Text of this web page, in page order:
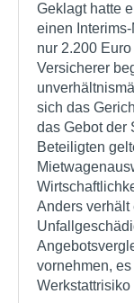
Geklagt hatte
einen
nur 2.200
Versicherer
sich das
das Gebot der
Beteiligten
Anders verhält
vornehmen,